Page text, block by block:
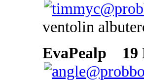
ventolin
EvaPealp
19